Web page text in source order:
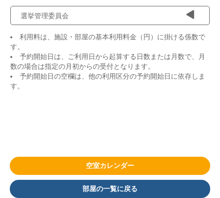
選挙管理委員会
利用料は、施設・部屋の基本利用料金（円）に掛ける係数で
す。
予約開始日は、ご利用日から起算する日数または月数で、月
数の場合は指定の月初からの受付となります。
予約開始日の空欄は、他の利用区分の予約開始日に依存しま
す。
部屋の一覧に戻る
空室カレンダー